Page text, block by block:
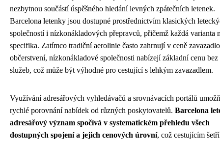
nezbytnou součástí úspěšného hledání levných zpátečních letenek.
Barcelona letenky jsou dostupné prostřednictvím klasických
společností i nízkonákladových přepravců, přičemž každá varianta
specifika. Zatímco tradiční aerolinie často zahrnují v ceně
občerstvení, nízkonákladové společnosti nabízejí základní cenu bez
služeb, což může být výhodné pro cestující s lehkým zavazadlem.
Využívání adresářových vyhledávačů a srovnávacích portálů
rychlé porovnání nabídek od různých poskytovatelů. Barcelona
adresářový význam spočívá v systematickém přehledu všech
dostupných spojení a jejich cenových úrovní, což cestujícím